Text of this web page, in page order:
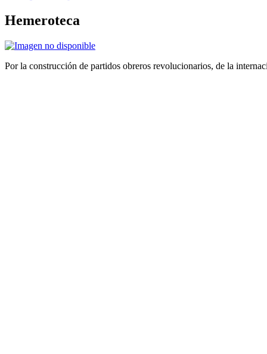
Hemeroteca
Por la construcción de partidos obreros revolucionarios, de la